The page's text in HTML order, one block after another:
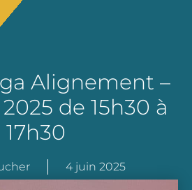
Alignement –
de 15h30 à
17h30
4 juin 2025